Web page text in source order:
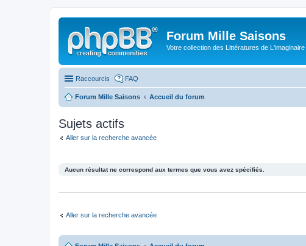
Forum Mille Saisons
Votre collection des Littératures de L'imaginaire
Raccourcis FAQ
Forum Mille Saisons Accueil du forum
Sujets actifs
Aller sur la recherche avancée
Aucun résultat ne correspond aux termes que vous avez spécifiés.
Aller sur la recherche avancée